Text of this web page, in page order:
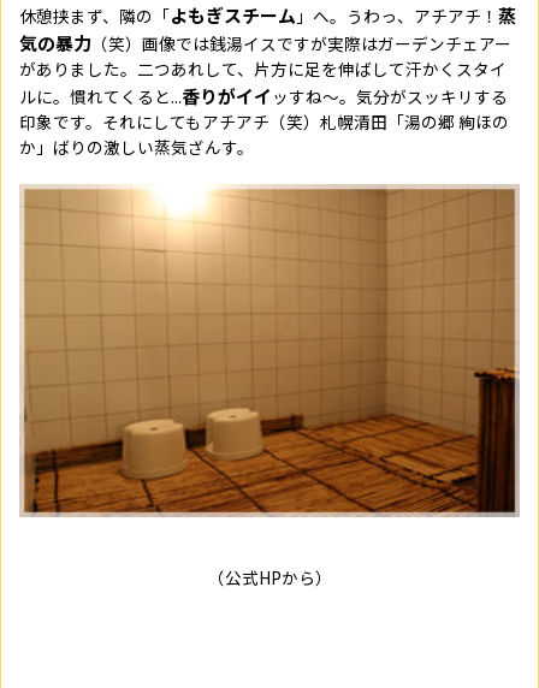
休憩挟まず、隣の「よもぎスチーム 」へ。うわっ、アチアチ！ 蒸
気の暴力 （笑）画像では銭湯イスですが実際はガーデンチェアー
がありました。二つあれして、片方に足を伸ばして汗かくスタイ
ルに。慣れてくると...香りがイイ ッすね〜。気分がスッキリする
印象です。それにしてもアチアチ（笑）札幌清田「湯の郷 絢ほの
か」ばりの激しい蒸気ざんす。
（公式HPから）